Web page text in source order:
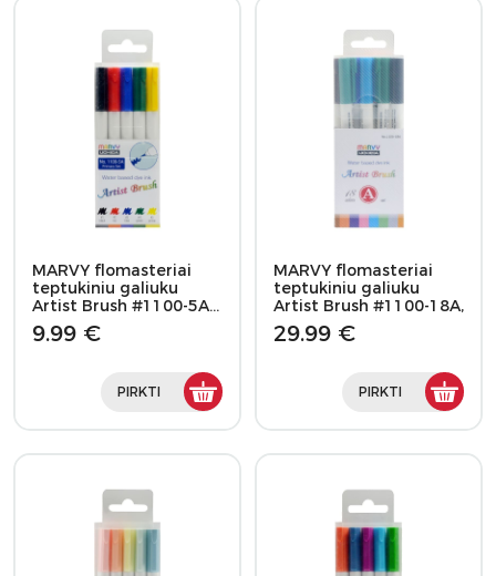
MARVY flomasteriai
teptukiniu galiuku
Artist Brush #1100-5A…
9.99 €
PIRKTI
MARVY flomasteriai
teptukiniu galiuku
Artist Brush #1100-18A,
…
29.99 €
PIRKTI